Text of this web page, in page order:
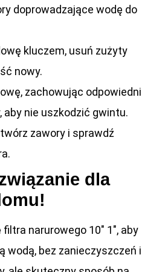
doprowadzające wodę do
kluczem, usuń zużyty
nowy.
zachowując odpowiedni
aby nie uszkodzić gwintu.
zawory i sprawdź
dla
narurowego 10″ 1″, aby
wodą, bez zanieczyszczeń i